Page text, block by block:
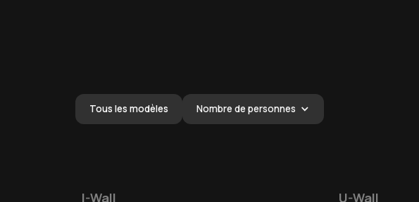
Tous les modèles Nombre de personnes
I-Wall U-Wall